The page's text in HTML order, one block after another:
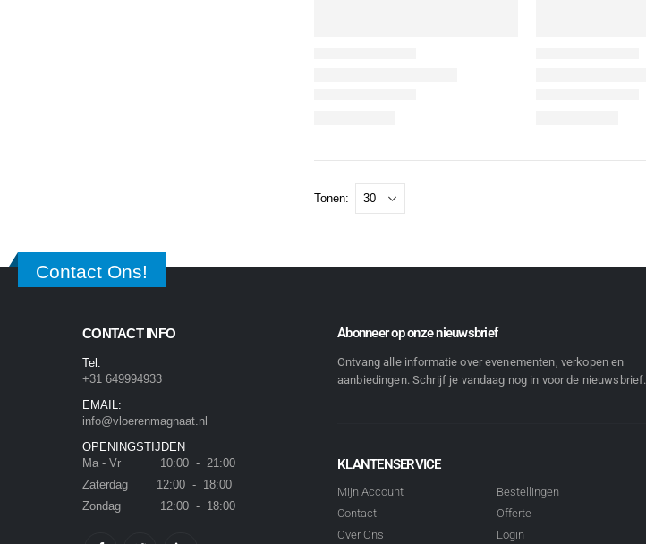
Tonen:
Contact Ons!
CONTACT INFO
Tel:
+31 649994933
EMAIL:
info@vloerenmagnaat.nl
OPENINGSTIJDEN
Ma - Vr 10:00 - 21:00
Zaterdag 12:00 - 18:00
Zondag 12:00 - 18:00
Abonneer op onze nieuwsbrief
Ontvang alle informatie over evenementen, verkopen en
aanbiedingen. Schrijf je vandaag nog in voor de nieuwsbrief.
KLANTENSERVICE
Mijn Account
Contact
Over Ons
Bestellingen
Offerte
Login